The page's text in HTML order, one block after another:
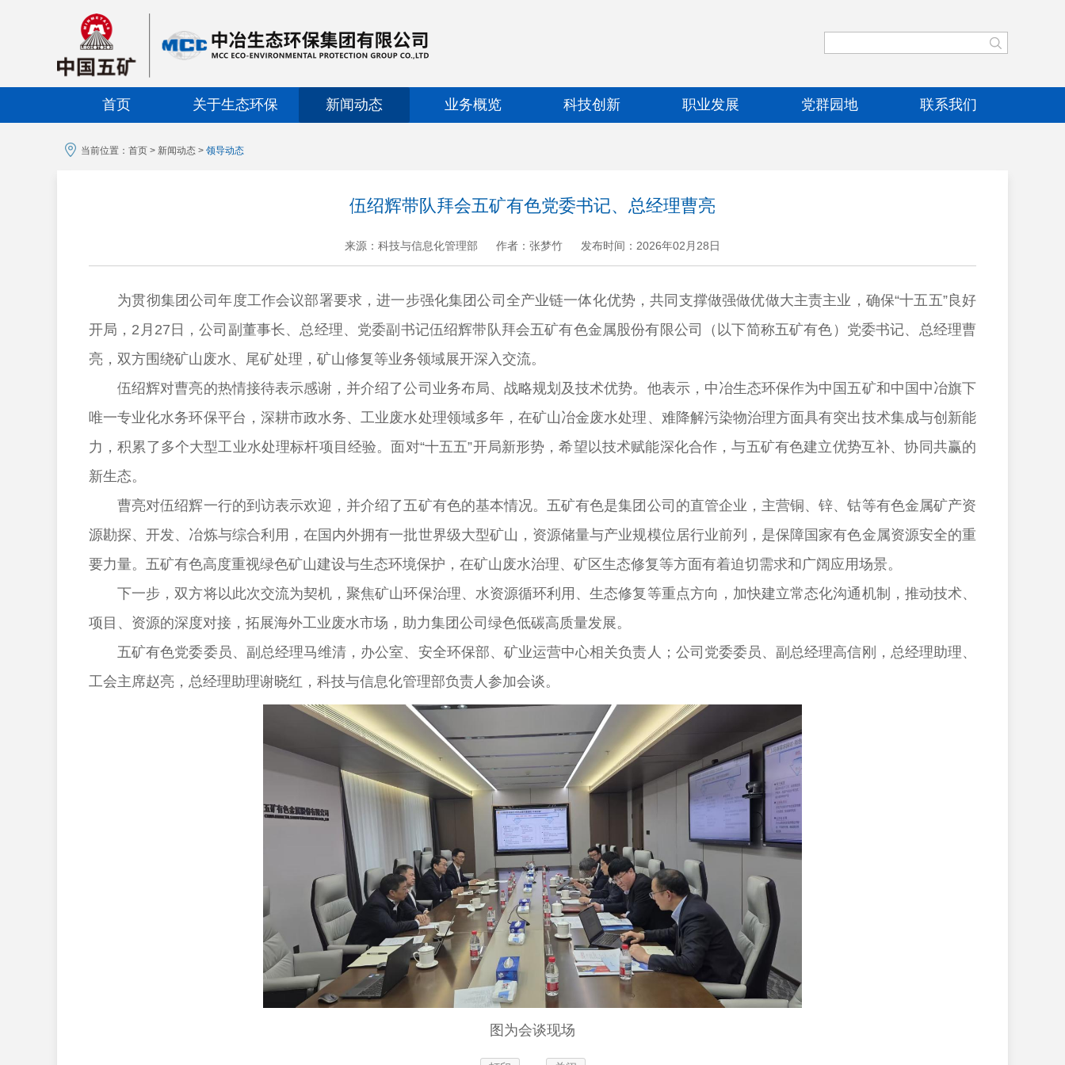
首页 关于生态环保 新闻动态 业务概览 科技创新 职业发展 党群园地 联系我们
当前位置： 首页 > 新闻动态 > 领导动态
伍绍辉带队拜会五矿有色党委书记、总经理曹亮
来源：科技与信息化管理部 作者：张梦竹 发布时间：2026年02月28日
+ . -
为贯彻集团公司年度工作会议部署要求，进一步强化集团公司全产业链一体化优势，共同支撑做强做优做大主责主业，确保“十五五”良好
开局，2月27日，公司副董事长、总经理、党委副书记伍绍辉带队拜会五矿有色金属股份有限公司（以下简称五矿有色）党委书记、总经理曹
亮，双方围绕矿山废水、尾矿处理，矿山修复等业务领域展开深入交流。
伍绍辉对曹亮的热情接待表示感谢，并介绍了公司业务布局、战略规划及技术优势。他表示，中冶生态环保作为中国五矿和中国中冶旗下
唯一专业化水务环保平台，深耕市政水务、工业废水处理领域多年，在矿山冶金废水处理、难降解污染物治理方面具有突出技术集成与创新能
力，积累了多个大型工业水处理标杆项目经验。面对“十五五”开局新形势，希望以技术赋能深化合作，与五矿有色建立优势互补、协同共赢的
新生态。
曹亮对伍绍辉一行的到访表示欢迎，并介绍了五矿有色的基本情况。五矿有色是集团公司的直管企业，主营铜、锌、钴等有色金属矿产资
源勘探、开发、冶炼与综合利用，在国内外拥有一批世界级大型矿山，资源储量与产业规模位居行业前列，是保障国家有色金属资源安全的重
要力量。五矿有色高度重视绿色矿山建设与生态环境保护，在矿山废水治理、矿区生态修复等方面有着迫切需求和广阔应用场景。
下一步，双方将以此次交流为契机，聚焦矿山环保治理、水资源循环利用、生态修复等重点方向，加快建立常态化沟通机制，推动技术、
项目、资源的深度对接，拓展海外工业废水市场，助力集团公司绿色低碳高质量发展。
五矿有色党委委员、副总经理马维清，办公室、安全环保部、矿业运营中心相关负责人；公司党委委员、副总经理高信刚，总经理助理、
工会主席赵亮，总经理助理谢晓红，科技与信息化管理部负责人参加会谈。
图为会谈现场